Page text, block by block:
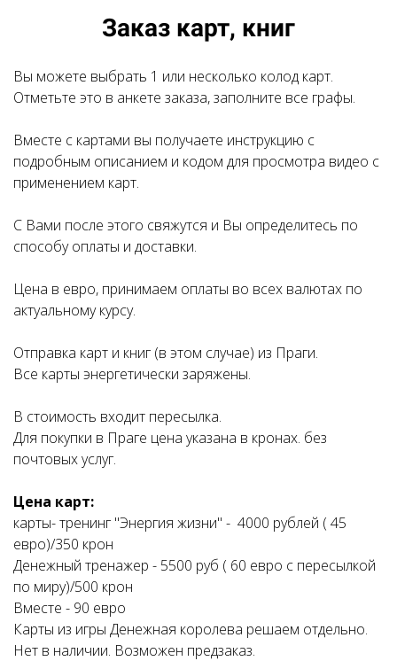
Заказ карт, книг
Вы можете выбрать 1 или несколько колод карт.
Отметьте это в анкете заказа, заполните все графы.
Вместе с картами вы получаете инструкцию с
подробным описанием и кодом для просмотра видео с
применением карт.
С Вами после этого свяжутся и Вы определитесь по
способу оплаты и доставки.
Цена в евро, принимаем оплаты во всех валютах по
актуальному курсу.
Отправка карт и книг (в этом случае) из Праги.
Все карты энергетически заряжены.
В стоимость входит пересылка.
Для покупки в Праге цена указана в кронах. без
почтовых услуг.
Цена карт:
карты- тренинг "Энергия жизни" - 4000 рублей ( 45
евро)/350 крон
Денежный тренажер - 5500 руб ( 60 евро с пересылкой
по миру)/500 крон
Вместе - 90 евро
Карты из игры Денежная королева решаем отдельно.
Нет в наличии. Возможен предзаказ.